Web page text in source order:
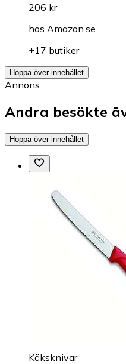
206 kr
hos Amazon.se
+17 butiker
Hoppa över innehållet
Annons
Andra besökte
Hoppa över innehållet
Köksknivar